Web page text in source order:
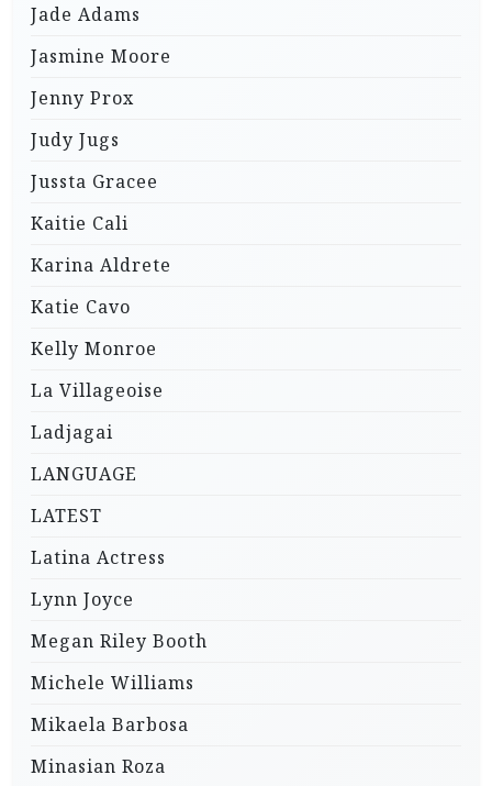
Jade Adams
Jasmine Moore
Jenny Prox
Judy Jugs
Jussta Gracee
Kaitie Cali
Karina Aldrete
Katie Cavo
Kelly Monroe
La Villageoise
Ladjagai
LANGUAGE
LATEST
Latina Actress
Lynn Joyce
Megan Riley Booth
Michele Williams
Mikaela Barbosa
Minasian Roza